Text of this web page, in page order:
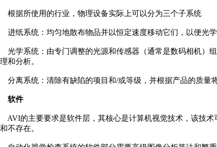
根据所使用的行业，物理设备实际上可以分为三个子系统
进纸系统：均匀地散布物品并以恒定速度移动它们，以便光
光学系统：由专门调整的光源和传感器（通常是数码相机）
理和分析。
分离系统：清除有缺陷的项目和/或等级，并根据产品的质量
软件
AVI的主要要求是软件层，其核心是计算机视觉技术，该技
和不存在。